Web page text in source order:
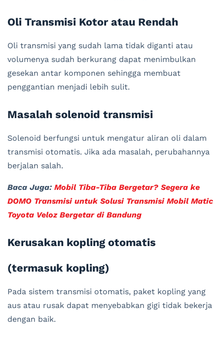
Oli Transmisi Kotor atau Rendah
Oli transmisi yang sudah lama tidak diganti atau
volumenya sudah berkurang dapat menimbulkan
gesekan antar komponen sehingga membuat
penggantian menjadi lebih sulit.
Masalah solenoid transmisi
Solenoid berfungsi untuk mengatur aliran oli dalam
transmisi otomatis. Jika ada masalah, perubahannya
berjalan salah.
Baca Juga: Mobil Tiba-Tiba Bergetar? Segera ke
DOMO Transmisi untuk Solusi Transmisi Mobil Matic
Toyota Veloz Bergetar di Bandung
Kerusakan kopling otomatis
(termasuk kopling)
Pada sistem transmisi otomatis, paket kopling yang
aus atau rusak dapat menyebabkan gigi tidak bekerja
dengan baik.